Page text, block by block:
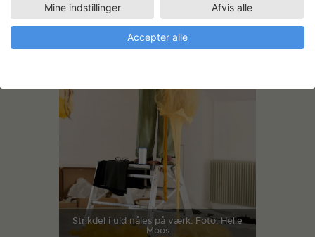
Strikdel i uld nåles på værk. Foto: Helle
Moos
Mine indstillinger Afvis alle
Accepter alle